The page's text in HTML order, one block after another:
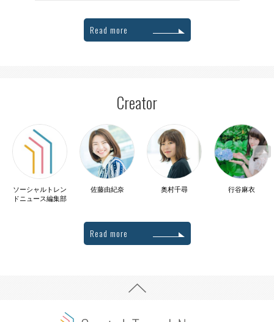
Read more
Creator
ソーシャルトレン
ドニュース編集部
佐藤由紀奈 奥村千尋 行谷麻衣
Read more